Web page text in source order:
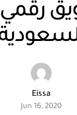
Eissa
Jun 16, 2020